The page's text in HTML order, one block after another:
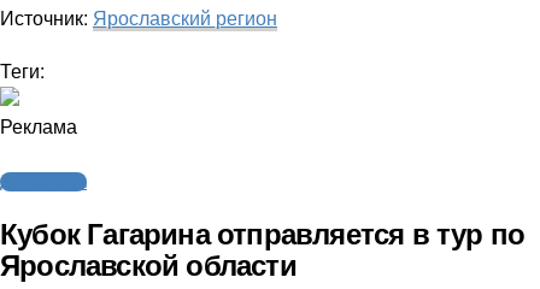
Источник: Ярославский регион
Теги:
Реклама
Другие виды
Кубок Гагарина отправляется в тур по
Ярославской области